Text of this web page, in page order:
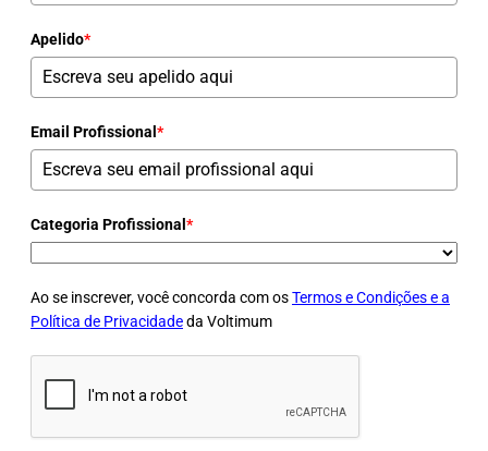
Apelido*
Email Profissional *
Categoria Profissional *
Ao se inscrever, você concorda com osTermos e Condições e a
Política de Privacidadeda Voltimum